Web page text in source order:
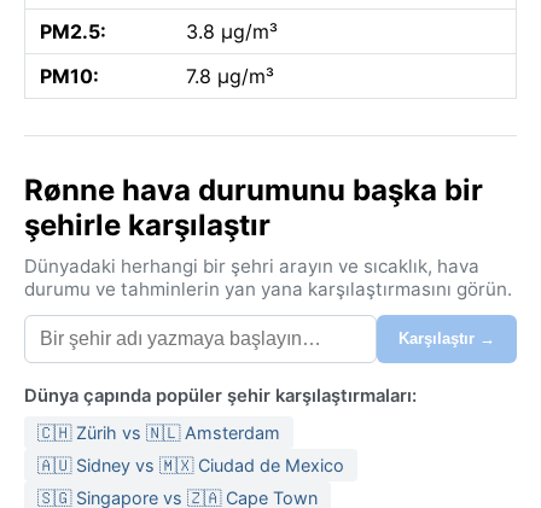
PM2.5:
3.8 µg/m³
PM10:
7.8 µg/m³
Rønne hava durumunu başka bir
şehirle karşılaştır
Dünyadaki herhangi bir şehri arayın ve sıcaklık, hava
durumu ve tahminlerin yan yana karşılaştırmasını görün.
Karşılaştır →
Dünya çapında popüler şehir karşılaştırmaları:
🇨🇭 Zürih vs 🇳🇱 Amsterdam
🇦🇺 Sidney vs 🇲🇽 Ciudad de Mexico
🇸🇬 Singapore vs 🇿🇦 Cape Town